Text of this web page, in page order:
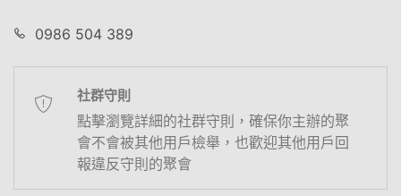
0986 504 389
社群守則
點擊瀏覽詳細的社群守則，確保你主辦的聚
會不會被其他用戶檢舉，也歡迎其他用戶回
報違反守則的聚會